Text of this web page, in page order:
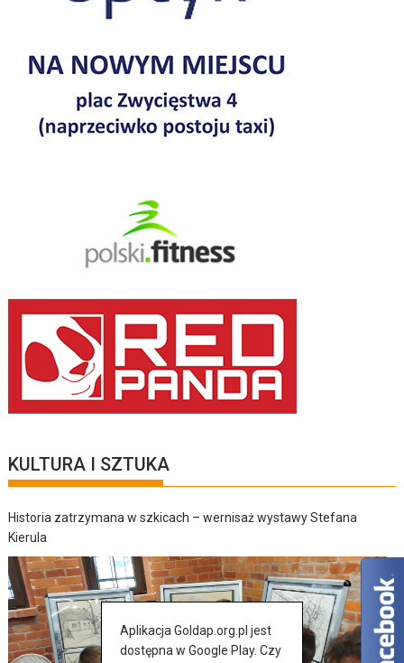
KULTURA I SZTUKA
Historia zatrzymana w szkicach – wernisaż wystawy Stefana
Kierula
Aplikacja Goldap.org.pl jest
dostępna w Google Play. Czy